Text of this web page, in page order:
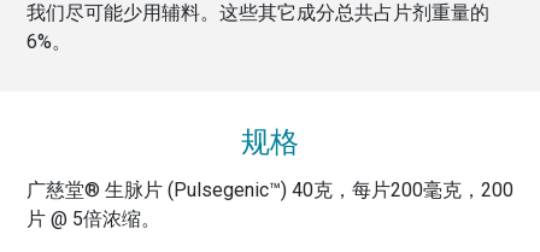
我们尽可能少用辅料。这些其它成分总共占片剂重量的
6%。
规格
广慈堂® 生脉片 (Pulsegenic™) 40克，每片200毫克，200
片 @ 5倍浓缩。